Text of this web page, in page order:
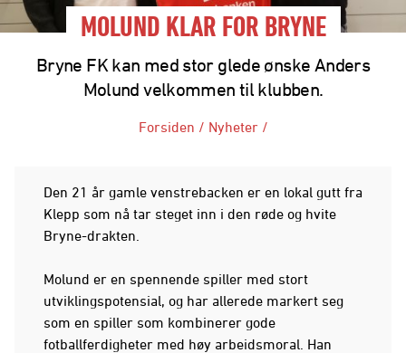
MOLUND KLAR FOR BRYNE
Bryne FK kan med stor glede ønske Anders
Molund velkommen til klubben.
Forsiden / Nyheter /
Den 21 år gamle venstrebacken er en lokal gutt fra
Klepp som nå tar steget inn i den røde og hvite
Bryne-drakten.
Molund er en spennende spiller med stort
utviklingspotensial, og har allerede markert seg
som en spiller som kombinerer gode
fotballferdigheter med høy arbeidsmoral. Han